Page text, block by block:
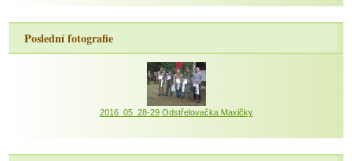
Poslední fotografie
2016_05_28-29 Odstřelovačka Maxičky